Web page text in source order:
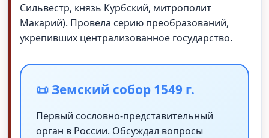
Сильвестр, князь Курбский, митрополит
Макарий). Провела серию преобразований,
укрепивших централизованное государство.
📜 Земский собор 1549 г.
Первый сословно-представительный
орган в России. Обсуждал вопросы